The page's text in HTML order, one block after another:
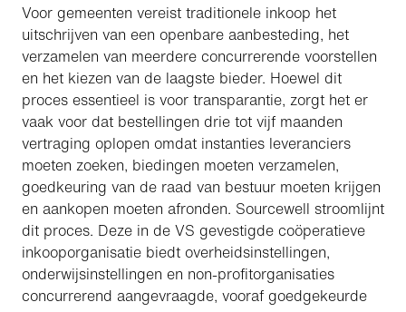
Voor gemeenten vereist traditionele inkoop het
uitschrijven van een openbare aanbesteding, het
verzamelen van meerdere concurrerende voorstellen
en het kiezen van de laagste bieder. Hoewel dit
proces essentieel is voor transparantie, zorgt het er
vaak voor dat bestellingen drie tot vijf maanden
vertraging oplopen omdat instanties leveranciers
moeten zoeken, biedingen moeten verzamelen,
goedkeuring van de raad van bestuur moeten krijgen
en aankopen moeten afronden. Sourcewell stroomlijnt
dit proces. Deze in de VS gevestigde coöperatieve
inkooporganisatie biedt overheidsinstellingen,
onderwijsinstellingen en non-profitorganisaties
concurrerend aangevraagde, vooraf goedgekeurde